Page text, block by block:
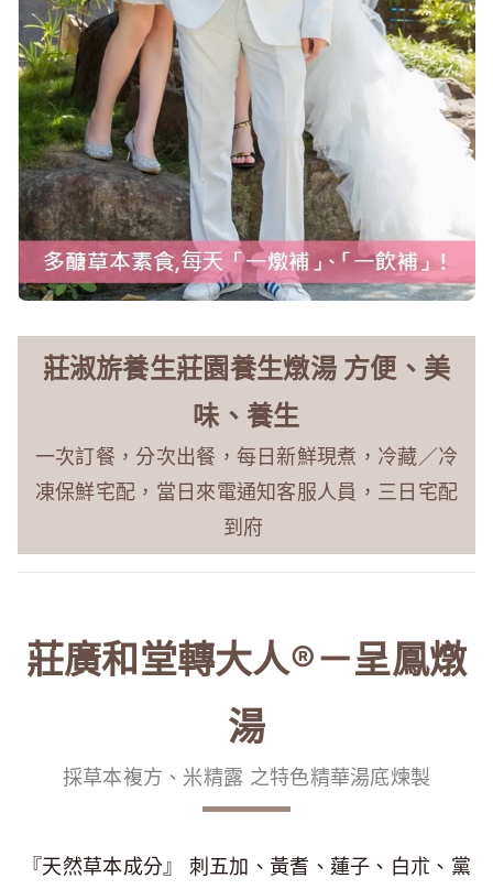
莊淑旂養生莊園養生燉湯 方便、美
味、養生
一次訂餐，分次出餐，每日新鮮現煮，冷藏／冷
凍保鮮宅配，當日來電通知客服人員，三日宅配
到府
莊廣和堂轉大人®－呈鳳燉
湯
採草本複方、米精露 之特色精華湯底煉製
『天然草本成分』 刺五加、黃耆、蓮子、白朮、黨